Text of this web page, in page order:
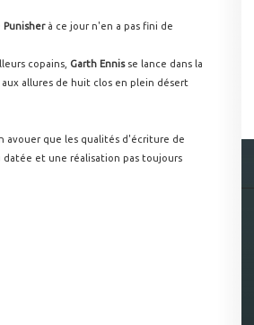
Punisherà ce jour n'en a pas fini de
copains, Garth Ennisse lance dans la
allures de huit clos en plein désert
avouer que les qualités d'écriture de
et une réalisation pas toujours